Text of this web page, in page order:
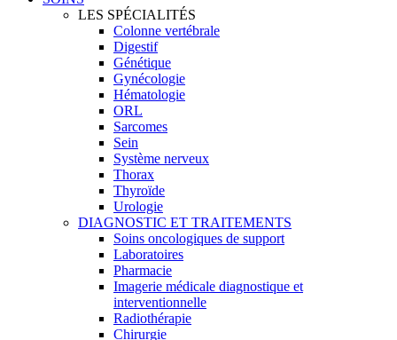
LES SPÉCIALITÉS
Colonne vertébrale
Digestif
Génétique
Gynécologie
Hématologie
ORL
Sarcomes
Sein
Système nerveux
Thorax
Thyroïde
Urologie
DIAGNOSTIC ET TRAITEMENTS
Soins oncologiques de support
Laboratoires
Pharmacie
Imagerie médicale diagnostique et
interventionnelle
Radiothérapie
Chirurgie